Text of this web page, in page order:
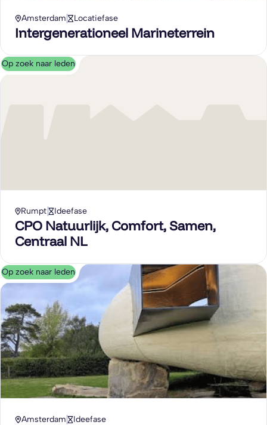
Amsterdam Locatiefase
Intergenerationeel Marineterrein
Op zoek naar leden
Rumpt Ideefase
CPO Natuurlijk, Comfort, Samen,
Centraal NL
Op zoek naar leden
Amsterdam Ideefase